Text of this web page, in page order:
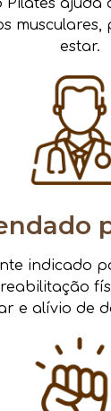
Pilates ajuda
musculares,
estar.
indicado
e alívio de